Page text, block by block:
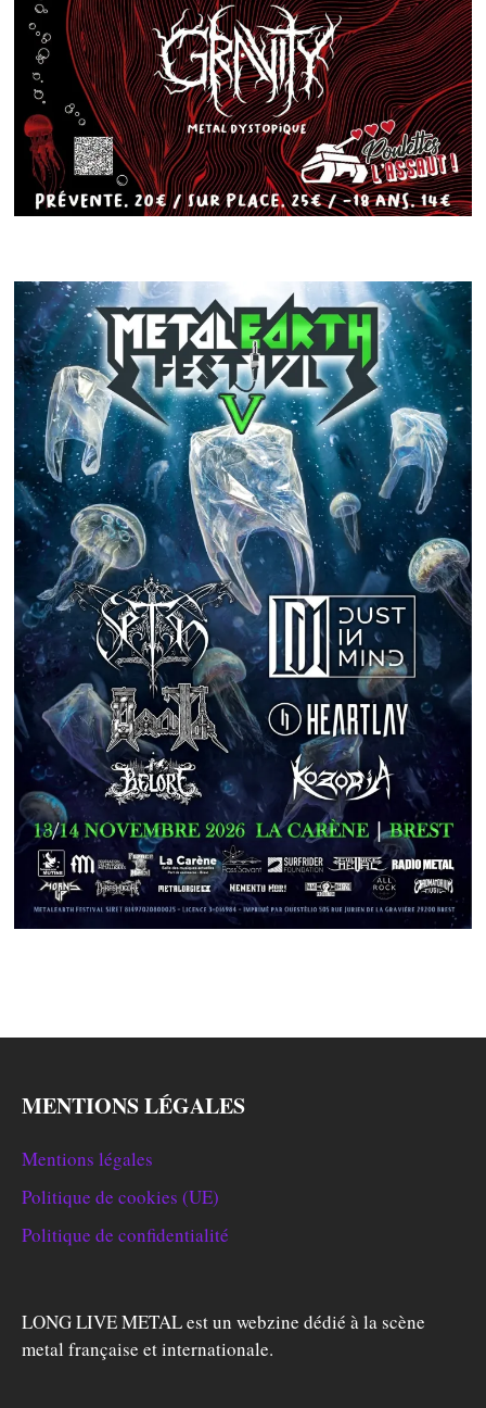
MENTIONS LÉGALES
Mentions légales
Politique de cookies (UE)
Politique de confidentialité
LONG LIVE METAL est un webzine dédié à la scène
metal française et internationale.